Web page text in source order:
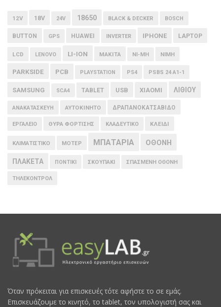
12V 18V 24V 18650 BLACK & DECKER BOSCH
BUTTON GPS HUAWEI INVERTER IPHONE LAPTOP
LCD LENOVO LI-ION MAKITA NI-MH NIMH
PARKSIDE PCB PLAYSTATION PS4 PSBS 24 A1-1
SAMSUNG SCA4 TABLET USB XIAOMI ΛΙΘΙΟΥ
ΑΝΑΚΑΤΑΣΚΕΥΗ ΑΥΤΟΚΙΝΗΤΟ ΔΡΑΠΑΝΟΚΑΤΣΑΒΙΔΟ
ΕΡΓΑΛΕΙΟ ΘΥΡΑ ΦΟΡΤΙΣΗΣ ΚΛΑΔΕΥΤΙΚΟ ΚΛΕΙΔΙ
ΚΛΙΜΑΤΙΣΤΙΚΟ ΜΟΤΕΡ ΜΠΑΤΑΡΙΑ ΟΘΟΝΗ
ΠΛΑΚΕΤΑ ΠΟΝΤΙΚΙ ΣΚΟΥΠΑΚΙ ΣΠΑΣΜΕΝΗ ΟΘΟΝΗ
ΤΗΛΕΚΟΝΤΡΟΛ
Όταν πρόκειται για επισκευές τότε αφήστε το σε εμάς.
Επισκευάζουμε το κινητό, το tablet, τον υπολογιστή σας και